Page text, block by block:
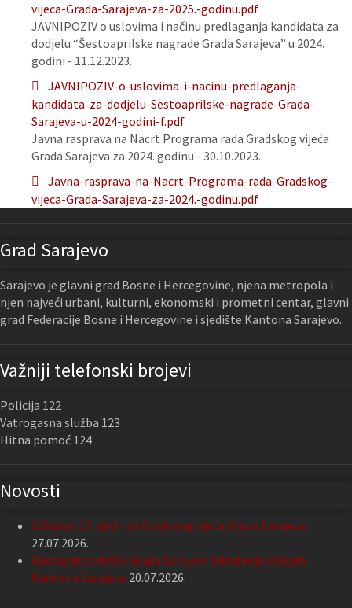
vijeca-Grada-Sarajeva-za-2025.-godinu.pdf
JAVNIPOZIV o uslovima i načinu predlaganja kandidata za
dodjelu “Šestoaprilske nagrade Grada Sarajeva” u 2024.
godini - 11.12.2023.
JAVNIPOZIV-o-uslovima-i-nacinu-predlaganja-
kandidata-za-dodjelu-Sestoaprilske-nagrade-Grada-
Sarajeva-u-2024-godini-f.pdf
Javna rasprava na Nacrt Programa rada Gradskog vijeća
Grada Sarajeva za 2024. godinu - 30.10.2023.
Javna-rasprava-na-Nacrt-Programa-rada-Gradskog-
vijeca-Grada-Sarajeva-za-2024.-godinu.pdf
Grad Sarajevo
Sarajevo je glavni grad Bosne i Hercegovine, njena metropola i
njen najveći urbani, kulturni, ekonomski i prometni centar, glavni
grad Federacije Bosne i Hercegovine i sjedište Kantona Sarajevo.
Važniji telefonski brojevi
Policija 122
Vatrogasna služba 123
Hitna pomoć 124
Novosti
Održana 13. sjednica Gradskog vijeća Grada Sarajeva
27.07.2026.
Nastavak podrške Grada Sarajeva Udruženju slijepih
Kantona Sarajevo 20.07.2026.